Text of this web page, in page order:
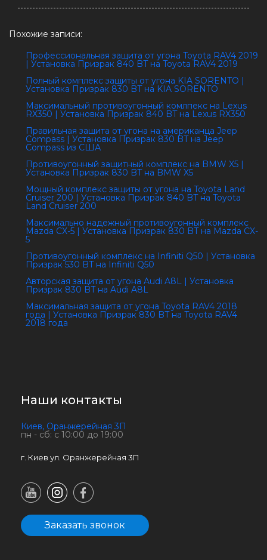
Похожие записи:
Профессиональная защита от угона Toyota RAV4 2019
| Установка Призрак 840 BT на Toyota RAV4 2019
Полный комплекс защиты от угона KIA SORENTO |
Установка Призрак 830 BT на KIA SORENTO
Максимальный противоугонный комлпекс на Lexus
RX350 | Установка Призрак 840 BT на Lexus RX350
Правильная защита от угона на американца Jeep
Compass | Установка Призрак 830 BT на Jeep
Compass из США
Противоугонный защитный комплекс на BMW X5 |
Установка Призрак 830 BT на BMW X5
Мощный комплекс защиты от угона на Toyota Land
Cruiser 200 | Установка Призрак 840 BT на Toyota
Land Cruiser 200
Максимально надежный противоугонный комплекс
Mazda CX-5 | Установка Призрак 830 BT на Mazda CX-
5
Противоугонный комплекс на Infiniti Q50 | Установка
Призрак 530 BT на Infiniti Q50
Авторская защита от угона Audi A8L | Установка
Призрак 830 BT на Audi A8L
Максимальная защита от угона Toyota RAV4 2018
года | Установка Призрак 830 BT на Toyota RAV4
2018 года
Наши контакты
Киев, Оранжерейная 3П
пн - сб: с 10:00 до 19:00
г. Киев ул. Оранжерейная 3П
Заказать звонок